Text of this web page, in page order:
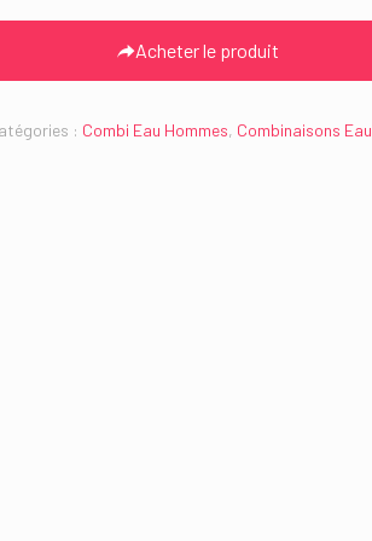
Acheter le produit
: Combi Eau Hommes, Combinaisons Eau